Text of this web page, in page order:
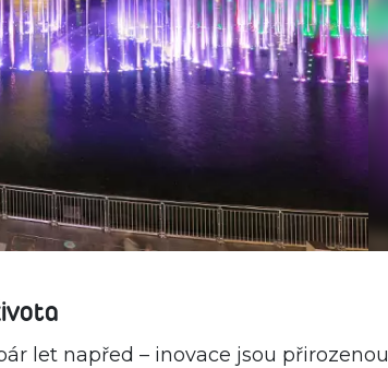
let napřed – inovace jsou přirozenou